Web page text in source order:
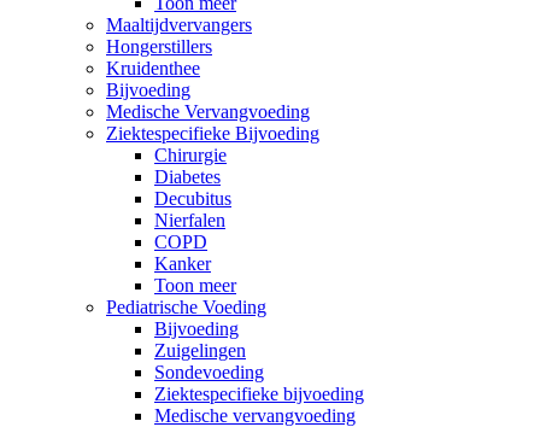
Maaltijdvervangers
Hongerstillers
Kruidenthee
Bijvoeding
Medische Vervangvoeding
Ziektespecifieke Bijvoeding
Chirurgie
Diabetes
Decubitus
Nierfalen
COPD
Kanker
Toon meer
Pediatrische Voeding
Bijvoeding
Zuigelingen
Sondevoeding
Ziektespecifieke bijvoeding
Medische vervangvoeding